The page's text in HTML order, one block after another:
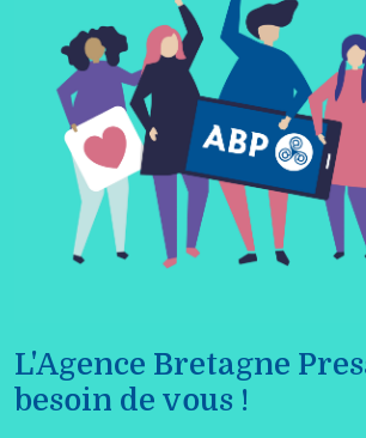
L'Agence Bretagne
besoin de vous !